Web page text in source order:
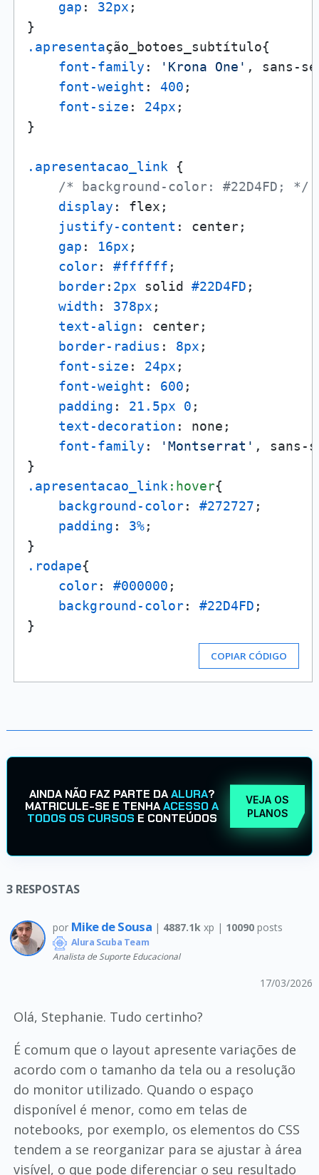
gap : 32px ;
.apresentação_botoes_subtítulo{
font-family : 'Krona One' , sans-
font-weight : 400 ;
font-size : 24px ;
}
.apresentacao_link {
/* background-color: #22D4FD; */
display : flex;
justify-content : center;
gap : 16px ;
color: #ffffff ;
border: 2px solid #22D4FD ;
width : 378px ;
text-align : center;
border-radius : 8px ;
font-size : 24px ;
font-weight : 600 ;
padding : 21.5px 0 ;
text-decoration : none;
font-family : 'Montserrat' , sans-
.apresentacao_link :hover{
background-color: #272727 ;
padding : 3%;
.rodape{
color: #000000 ;
background-color: #22D4FD ;
COPIAR CÓDIGO
AINDA NÃO FAZ PARTE DAALURA?
MATRICULE-SE E TENHAACESSO A
TODOS OS CURSOS E CONTEÚDOS
VEJA OS
PLANOS
3 RESPOSTAS
por Mike de Sousa | 4887.1kxp | 10090posts
Alura Scuba Team
Analista de Suporte Educacional
17/03/2026
Olá, Stephanie. Tudo certinho?
É comum que o layout apresente variações de
acordo com o tamanho da tela ou a resolução
do monitor utilizado. Quando o espaço
disponível é menor, como em telas de
notebooks, por exemplo, os elementos do CSS
tendem a se reorganizar para se ajustar à área
visível, o que pode diferenciar o seu resultado